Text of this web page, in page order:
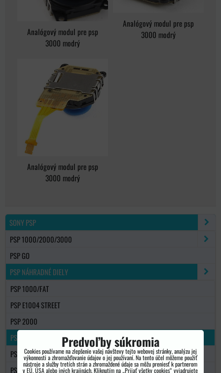
Analógový modul pre psp
3000 modrý
Analógový modul pre psp
3000 modrý
Analógový modul pre psp
3000 modrý
SONY PSP
PSP 1000/2000/3000
PSP GO
PSP NÁHRADNÉ DIELY
PSP 1000/FAT
PSP E1004 STREET
PSP 2000
PSP 3000
PSP GO
PS VITA
Predvoľby súkromia
Cookies používame na zlepšenie vašej návštevy tejto webovej stránky, analýzu jej
výkonnosti a zhromažďovanie údajov o jej používaní. Na tento účel môžeme použiť
nástroje a služby tretích strán a zhromaždené údaje sa môžu preniesť k partnerom
v EÚ, USA alebo iných krajinách. Kliknutím na „Prijať všetky cookies“ vyjadrujete